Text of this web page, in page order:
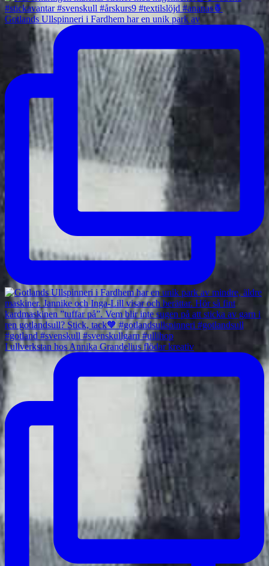
Gotlands Ullspinneri i Fardhem har en unik park av
I ullverkstan hos Annika Grandelius flödar kreativ